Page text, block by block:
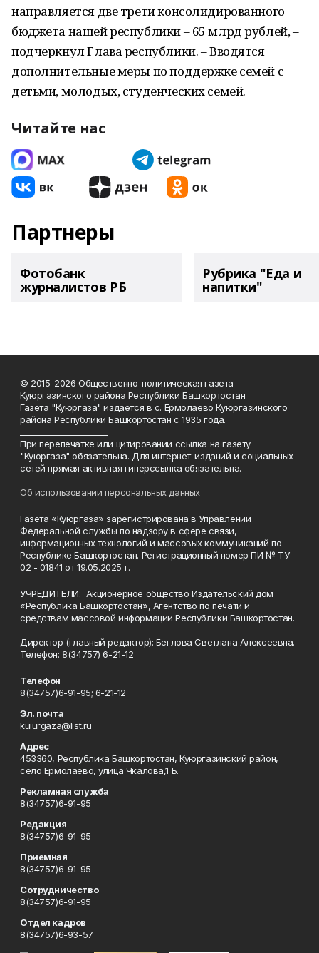
направляется две трети консолидированного
бюджета нашей республики – 65 млрд рублей, –
подчеркнул Глава республики. – Вводятся
дополнительные меры по поддержке семей с
детьми, молодых, студенческих семей.
Читайте нас
Партнеры
Фотобанк
журналистов РБ
Рубрика "Еда и
напитки"
© 2015-2026 Общественно-политическая газета
Куюргазинского района Республики Башкортостан
Газета "Куюргаза" издается в с. Ермолаево Куюргазинского
района Республики Башкортостан с 1935 года.
При перепечатке или цитировании ссылка на газету
"Куюргаза" обязательна. Для интернет-изданий и социальных
сетей прямая активная гиперссылка обязательна.
Об использовании персональных данных
Газета «Куюргаза» зарегистрирована в Управлении
Федеральной службы по надзору в сфере связи,
информационных технологий и массовых коммуникаций по
Республике Башкортостан. Регистрационный номер ПИ № ТУ
02 - 01841 от 19.05.2025 г.
УЧРЕДИТЕЛИ: Акционерное общество Издательский дом
«Республика Башкортостан», Агентство по печати и
средствам массовой информации Республики Башкортостан.
----------------------------------
Директор (главный редактор): Беглова Светлана Алексеевна.
Телефон: 8(34757) 6-21-12
Телефон
8(34757)6-91-95; 6-21-12
Эл. почта
kuiurgaza@list.ru
Адрес
453360, Республика Башкортостан, Куюргазинский район,
село Ермолаево, улица Чкалова,1 Б.
Рекламная служба
8(34757)6-91-95
Редакция
8(34757)6-91-95
Приемная
8(34757)6-91-95
Сотрудничество
8(34757)6-91-95
Отдел кадров
8(34757)6-93-57